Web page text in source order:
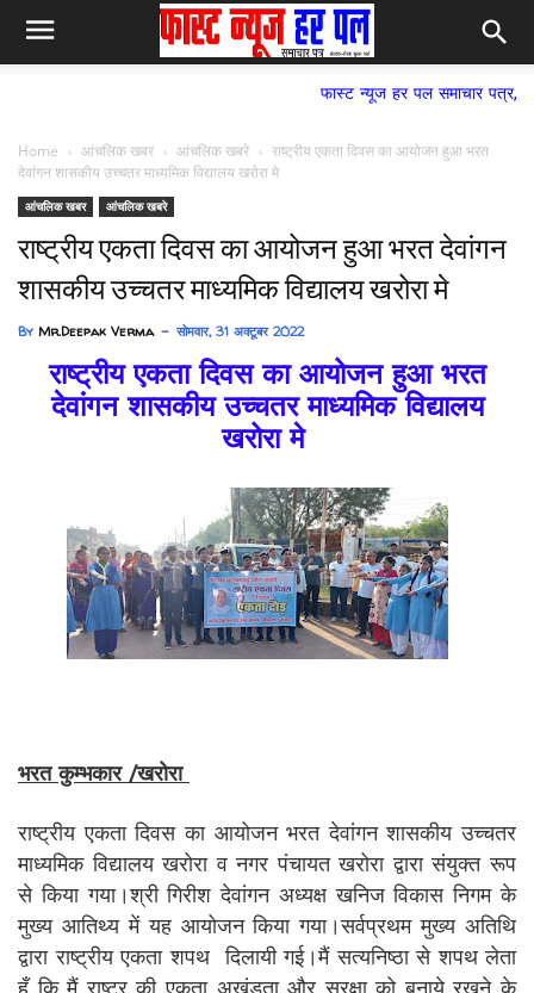
फास्ट न्यूज हर पल समाचार पत्र,
Home आंचलिक खबर आंचलिक खबरे
राष्ट्रीय एकता दिवस का आयोजन हुआ भरत
देवांगन शासकीय उच्चतर माध्यमिक विद्यालय खरोरा मे
आंचलिक खबर आंचलिक खबरे
राष्ट्रीय एकता दिवस का आयोजन हुआ भरत देवांगन
शासकीय उच्चतर माध्यमिक विद्यालय खरोरा मे
By Mr.Deepak Verma सोमवार, 31 अक्टूबर 2022
राष्ट्रीय एकता दिवस का आयोजन हुआ भरत
देवांगन शासकीय उच्चतर माध्यमिक विद्यालय
खरोरा मे
भरत कुम्भकार /खरोरा
राष्ट्रीय एकता दिवस का आयोजन भरत देवांगन शासकीय उच्चतर
माध्यमिक विद्यालय खरोरा व नगर पंचायत खरोरा द्वारा संयुक्त रूप
से किया गया।श्री गिरीश देवांगन अध्यक्ष खनिज विकास निगम के
मुख्य आतिथ्य में यह आयोजन किया गया।सर्वप्रथम मुख्य अतिथि
द्वारा राष्ट्रीय एकता शपथ दिलायी गई।मैं सत्यनिष्ठा से शपथ लेता